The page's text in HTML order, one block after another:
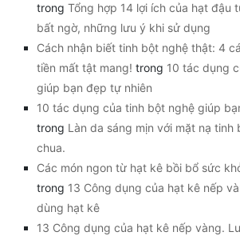
trong Tổng hợp 14 lợi ích của hạt đậu
bất ngờ, những lưu ý khi sử dụng
Cách nhận biết tinh bột nghệ thật: 4
tiền mất tật mang! trong 10 tác dụng
giúp bạn đẹp tự nhiên
10 tác dụng của tinh bột nghệ giúp
trong Làn da sáng mịn với mặt nạ tinh
chua.
Các món ngon từ hạt kê bồi bổ sức
trong 13 Công dụng của hạt kê nếp
dùng hạt kê
13 Công dụng của hạt kê nếp vàng.